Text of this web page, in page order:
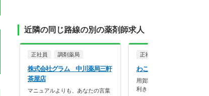
近隣の同じ路線の別の薬剤師求人
正社員 調剤薬局
株式会社グラム 中川薬局三軒
茶屋店
マニュアルよりも、あなたの言葉
正社員
わこう薬局 わこう薬局
用賀駅徒歩3分！！休みに融
利き、残業もほぼ無い…